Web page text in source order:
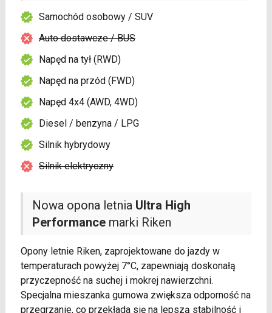
Nowa opona letnia Ultra High
Performancemarki Riken
Opony letnie Riken, zaprojektowane do jazdy w
temperaturach powyżej 7°C, zapewniają doskonałą
przyczepność na suchej i mokrej nawierzchni.
Specjalna mieszanka gumowa zwiększa odporność na
przegrzanie, co przekłada się na lepszą stabilność i
Samochód osobowy / SUV
Auto dostawcze / BUS
Napęd na tył (RWD)
Napęd na przód (FWD)
Napęd 4x4 (AWD, 4WD)
Diesel / benzyna / LPG
Silnik hybrydowy
Silnik elektryczny